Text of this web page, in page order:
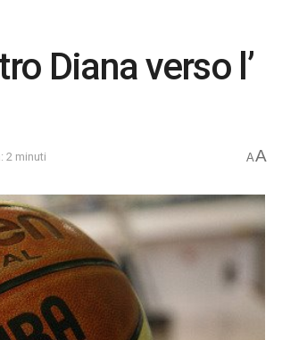
Diana verso l’
2 minuti AA